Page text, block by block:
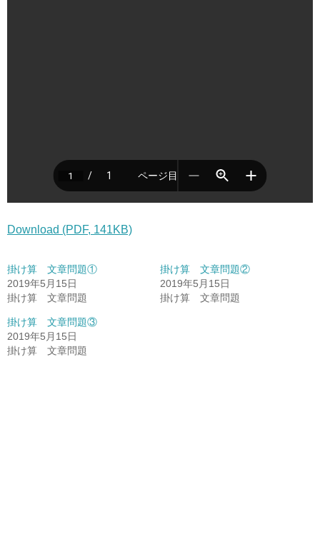
Download (PDF, 141KB)
掛け算 文章問題①
2019年5月15日
掛け算 文章問題
掛け算 文章問題②
2019年5月15日
掛け算 文章問題
掛け算 文章問題③
2019年5月15日
掛け算 文章問題